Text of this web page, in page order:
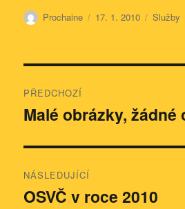
Autor:
Prochaine Publikováno:
17. 1. 2010 Rubriky:
Služby
pro
PŘEDCHOZÍ
Předchozí
Malé obrázky, žádné
NÁSLEDUJÍCÍ
Následující
OSVČ v roce 2010